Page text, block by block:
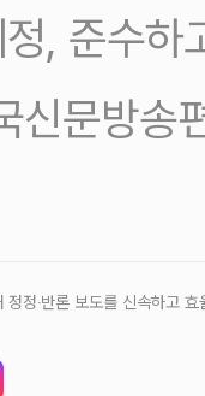
, 준수하
신문방송
정‧반론 보도를 신속하고